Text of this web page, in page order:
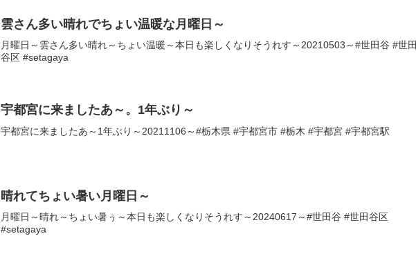
雲さん多い晴れでちょい温暖な月曜日～
月曜日～雲さん多い晴れ～ちょい温暖～本日も楽しくなりそうれす～20210503～#世田谷 #世田
谷区 #setagaya
宇都宮に来ましたあ～。1年ぶり～
宇都宮に来ましたあ～1年ぶり～20211106～#栃木県 #宇都宮市 #栃木 #宇都宮 #宇都宮駅
晴れてちょい暑い月曜日～
月曜日～晴れ～ちょい暑ぅ～本日も楽しくなりそうれす～20240617～#世田谷 #世田谷区
#setagaya